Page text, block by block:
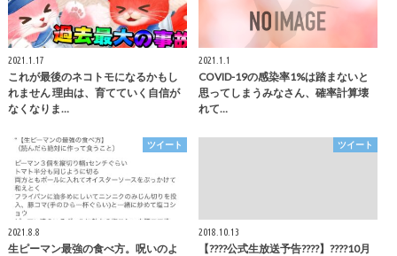
2021.1.17
これが最後のネコトモになるかもし
れません 理由は、育てていく自信が
なくなりま…
2021.1.1
COVID-19の感染率1%は踏まないと
思ってしまうみなさん、確率計算壊
れて…
ツイート
2021.8.8
生ピーマン最強の食べ方。呪いのよ
ツイート
2018.10.13
【????公式生放送予告????】????10月